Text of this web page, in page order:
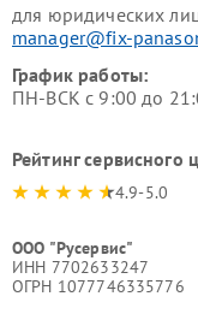
для юридических
manager@fix-
График работы:
ПН-ВСК с 9:00 до
Рейтинг сервисного
4.9-5.0
ООО "Русервис"
ИНН 7702633247
ОГРН 1077746335776